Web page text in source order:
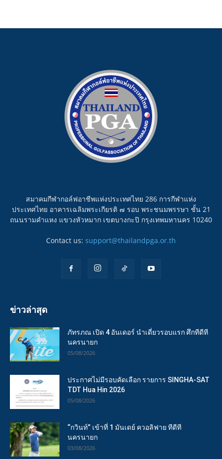
สมาคมกีฬากอล์ฟอาชีพแห่งประเทศไทย 286 การกีฬาแห่ง
ประเทศไทย อาคารเฉลิมพระเกียรติ ๗ รอบ พระชนมพรรษา ชั้น 21
ถนนรามคำแหง แขวงหัวหมาก เขตบางกะปิ กรุงเทพมหานคร 10240
Contact us: support@thailandpga.or.th
ข่าวล่าสุด
ภัทรภณ เปิด 4 อันเดอร์ นำเดี่ยวรอบแรก ศึกทีดีที
นครนายก
05/08/2026
ประกาศไม่มีรอบคัดเลือก รายการ SINGHA-SAT
TDT Hua Hin 2026
05/08/2026
“กวินท์” เข้าที่ 1 มันเดย์ ควอลิฟาย ทีดีที
นครนายก
03/08/2026